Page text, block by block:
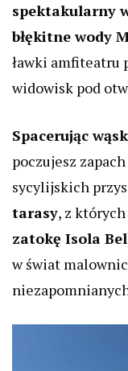
spektakularny
błękitne wody
ławki amfiteatru
widowisk pod
Spacerując
poczujesz
sycylijskich
tarasy, z
zatokę Isola
w świat